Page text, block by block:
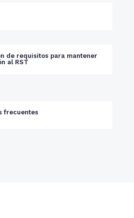
de requisitos para mantener
al RST
frecuentes